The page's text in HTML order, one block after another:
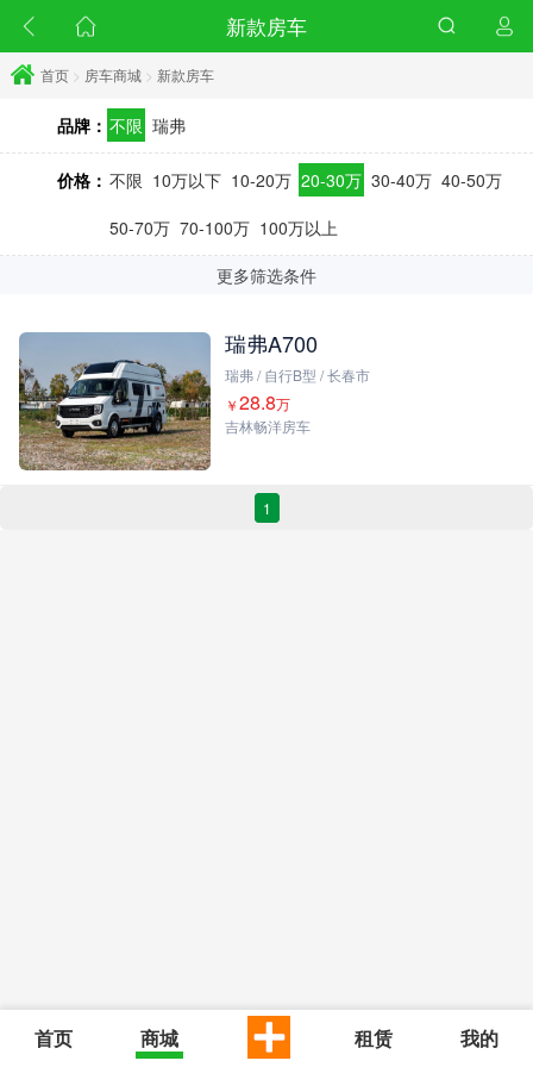
新款房车
首页 > 房车商城 > 新款房车
品牌： 不限 瑞弗
价格： 不限 10万以下 10-20万 20-30万 30-40万 40-50万
50-70万 70-100万 100万以上
更多筛选条件
瑞弗A700
瑞弗 / 自行B型 / 长春市
￥28.8万
吉林畅洋房车
1
首页 商城 租赁 我的